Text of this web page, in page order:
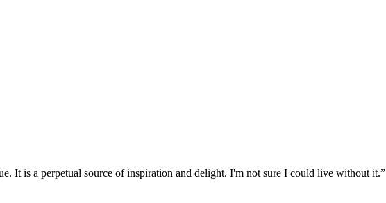
It is a perpetual source of inspiration and delight. I'm not sure I could live without it.”